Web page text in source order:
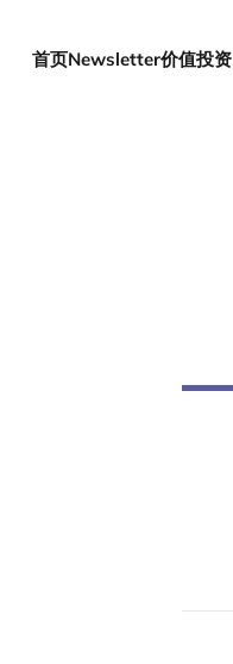
首页Newsletter价值投资